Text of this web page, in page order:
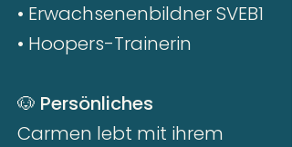
• Erwachsenenbildner SVEB1
• Hoopers-Trainerin
🐶 Persönliches
Carmen lebt mit ihrem